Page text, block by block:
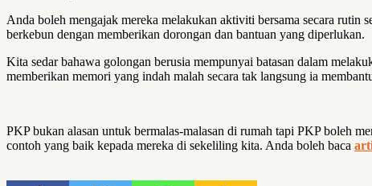
Anda boleh mengajak mereka melakukan aktiviti bersama secara rutin
berkebun dengan memberikan dorongan dan bantuan yang diperlukan.
Kita sedar bahawa golongan berusia mempunyai batasan dalam
memberikan memori yang indah malah secara tak langsung ia
PKP bukan alasan untuk bermalas-malasan di rumah tapi PKP boleh
contoh yang baik kepada mereka di sekeliling kita. Anda boleh baca